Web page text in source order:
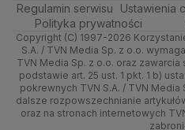
Ministerstwo Rozwoju i
Ministerstwo Sportu i Turystyki
Ministerstwo Cyfryzacji
Ministerstwo Edukacji Narodowej
Ministerstwo Finansów
Ministerstwo Klimatu i
Ministerstwo Nauki i Szkolnictwa
Quizy
Tematy
Kielce
Kujawsko-pomorskie
Lublin
Lubuskie
Handel
Ze świata
Tech
Moto
Polska
Prognoza
Świat
Nauka
Sporty zimowe
Lekkoatletyka
Siatkówka
F1
Polityka
Zdrowie
Tech
Nauka
Wyślij zgłoszenie
Dzień Dobry TVN
Uwaga TVN
HGTV
TVN Turbo
Centrum pomocy
Test zgodności
Oglądaj na TV
Zrealizuj voucher
Regulamin serwisu Ustawienia
Polityka prywatności
Copyright (C) 1997-2026
S.A. / TVN Media Sp. z o.o.
TVN Media Sp. z o.o. oraz
podstawie art. 25 ust. 1 pkt. 1 b)
pokrewnych TVN S.A. / TVN
dalsze rozpowszechnianie
oraz na stronach internetowych